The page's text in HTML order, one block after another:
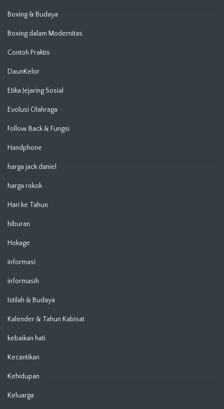
Boxing & Budaya
Boxing dalam Modernitas
Contoh Praktis
DaunKelor
Etika Jejaring Sosial
Evolusi Olahraga
Follow Back & Fungsi
Handphone
harga jack daniel
harga rokok
Hari ke Tahun
hiburan
Hokage
informasi
informasih
Istilah & Budaya
Kalender & Tahun Kabisat
kebaikan hati
Kecantikan
Kehidupan
Keluarga